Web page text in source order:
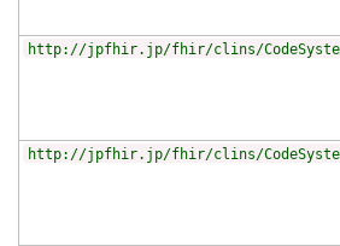
http://jpfhir.jp/fhir/clins/CodeSystem/
http://jpfhir.jp/fhir/clins/CodeSystem/